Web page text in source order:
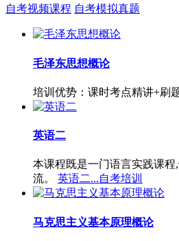
自考视频课程 自考模拟真题
毛泽东思想概论
培训优势：课时考点精讲+刷
英语二
本课程既是一门语言实践课
流。
英语二...自考培训
马克思主义基本原理概论